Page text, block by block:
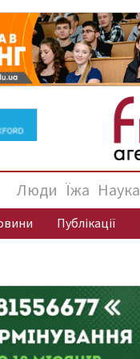
Люди Їжа Наука
Публікації